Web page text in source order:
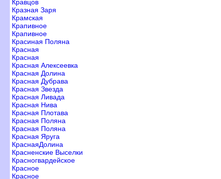
Кравцо
Кразная Заря
Крамская
Крапивное
Крапивное
Красиная Поляна
Красная
Красная
Красная Алексеевка
Красная Долина
Красная Дубрава
Красная Звезда
Красная Ливада
Красная Нива
Красная Плотава
Красная Поляна
Красная Поляна
Красная Яруга
КраснаяДолина
Красненские Выселки
Красногвардейское
Красное
Красное